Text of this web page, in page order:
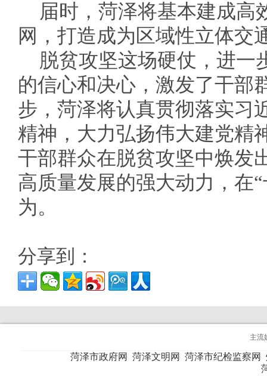
届时，菏泽将基本建成高
网，打造成为区域性立体交
脱贫攻坚这场硬仗，进一
的信心和决心，激发了干部
步，菏泽将认真贯彻落实习
精神，大力弘扬伟大建党精
干部群众在脱贫攻坚中焕发
高质量发展的强大动力，在
为。
分享到：
主流
菏泽市政府网 菏泽文明网 菏泽市纪检监察网